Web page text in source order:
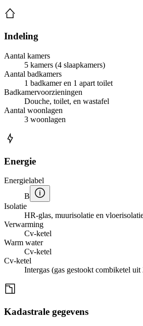
Indeling
Aantal kamers
5 kamers (4 slaapkamers)
Aantal badkamers
1 badkamer en 1 apart toilet
Badkamervoorzieningen
Douche, toilet, en wastafel
Aantal woonlagen
3 woonlagen
Energie
Energielabel
B
Isolatie
HR-glas, muurisolatie en
Verwarming
Cv-ketel
Warm water
Cv-ketel
Cv-ketel
Intergas (gas gestookt combiketel
Kadastrale gegevens